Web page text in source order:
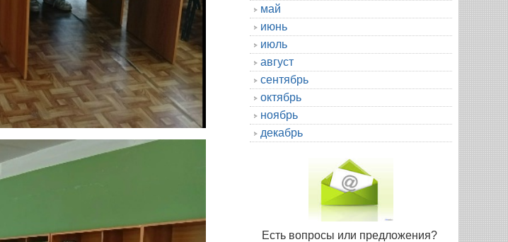
май
июнь
июль
август
сентябрь
октябрь
ноябрь
декабрь
Есть вопросы или предложения?